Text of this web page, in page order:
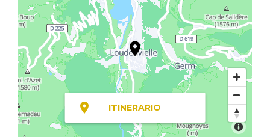
ITINERARIO